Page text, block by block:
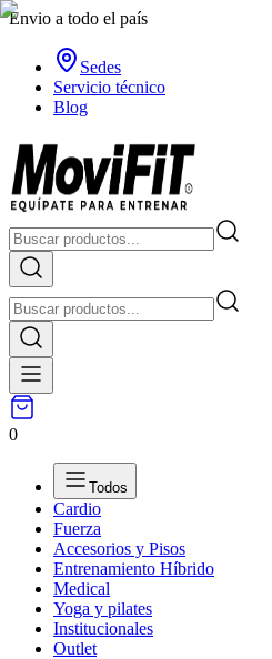
Envio a todo el país
Sedes
Servicio técnico
Blog
0
Todos
Cardio
Fuerza
Accesorios y Pisos
Entrenamiento Híbrido
Medical
Yoga y pilates
Institucionales
Outlet